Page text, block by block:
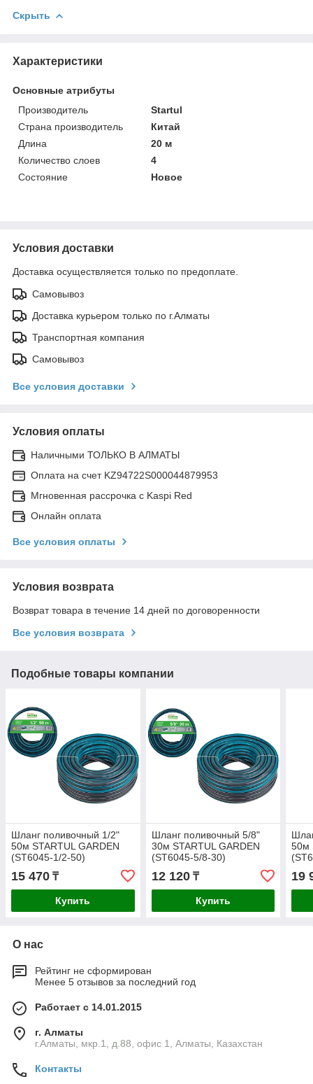
Скрыть
Характеристики
Основные атрибуты
Производитель
Startul
Страна производитель
Китай
Длина
20 м
Количество слоев
4
Состояние
Новое
Условия доставки
Доставка осуществляется только по предоплате.
Самовывоз
Доставка курьером только по г.Алматы
Транспортная компания
Самовывоз
Все условия доставки
Условия оплаты
Наличными ТОЛЬКО В АЛМАТЫ
Оплата на счет KZ94722S000044879953
Мгновенная рассрочка с Kaspi Red
Онлайн оплата
Все условия оплаты
Условия возврата
Возврат товара в течение 14 дней по договоренности
Все условия возврата
Подобные товары компании
Шланг поливочный 1/2"
50м STARTUL GARDEN
(ST6045-1/2-50)
15 470 ₸
Купить
Шланг поливочный 5/8"
30м STARTUL GARDEN
(ST6045-5/8-30)
12 120₸
Купить
50м
19
О нас
Рейтинг не сформирован
Менее 5 отзывов за последний год
Работает с 14.01.2015
г. Алматы
г.Алматы, мкр.1, д.88, офис 1, Алматы, Казахстан
Контакты